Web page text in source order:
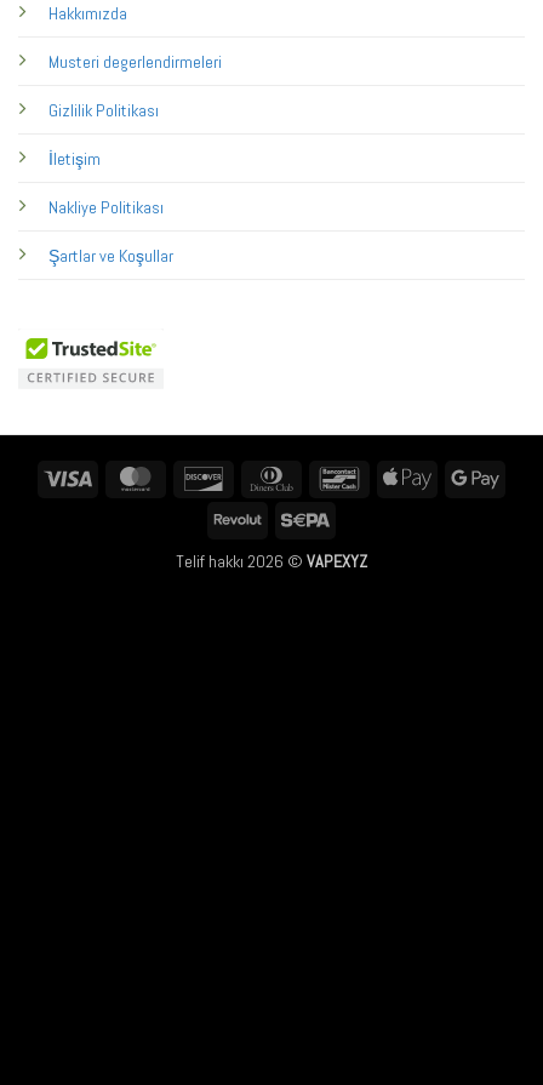
Hakkımızda
Musteri degerlendirmeleri
Gizlilik Politikası
İletişim
Nakliye Politikası
Şartlar ve Koşullar
Visa MasterCard Discover
Dinners
BancontactApple
Revolut
Telif hakkı 2026 © VAPEXYZ